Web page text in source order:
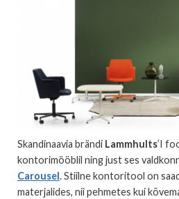
Skandinaavia brändi Lammhults’I
kontorimööblil ning just ses
Carousel. Stiilne kontoritool on
materjalides, nii pehmetes kui